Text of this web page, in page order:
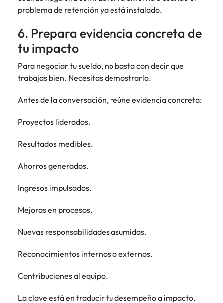
problema de retención ya está instalado.
6. Prepara evidencia concreta de
tu impacto
Para negociar tu sueldo, no basta con decir que
trabajas bien. Necesitas demostrarlo.
Antes de la conversación, reúne evidencia concreta:
Proyectos liderados.
Resultados medibles.
Ahorros generados.
Ingresos impulsados.
Mejoras en procesos.
Nuevas responsabilidades asumidas.
Reconocimientos internos o externos.
Contribuciones al equipo.
La clave está en traducir tu desempeño a impacto.